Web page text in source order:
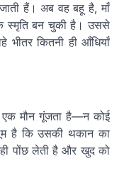
हैं। अब वह बहू है, माँ
स्मृति बन चुकी है। उससे
भीतर कितनी ही आँधियाँ
एक मौन गूंजता है—न कोई
है कि उसकी थकान का
पोंछ लेती है और खुद को